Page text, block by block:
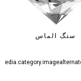
سنگ الماس